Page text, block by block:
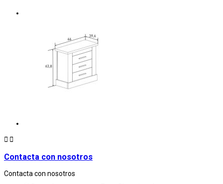
 
Contacta con nosotros
Contacta con nosotros